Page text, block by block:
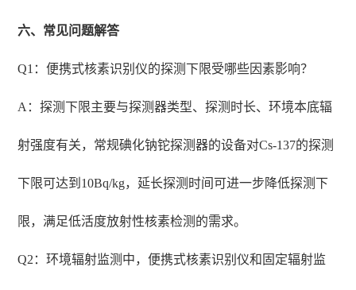
六、常见问题解答
Q1：便携式核素识别仪的探测下限受哪些因素影响？
A：探测下限主要与探测器类型、探测时长、环境本底辐
射强度有关，常规碘化钠铊探测器的设备对Cs-137的探测
下限可达到10Bq/kg，延长探测时间可进一步降低探测下
限，满足低活度放射性核素检测的需求。
Q2：环境辐射监测中，便携式核素识别仪和固定辐射监